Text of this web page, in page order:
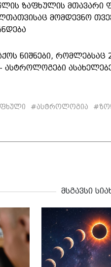
ზაფხულის მთავარი
მომდევნო
ნიშნები, რომლებსაც
ასტროლოგები
#ასტროლოგია #
მსგავსი